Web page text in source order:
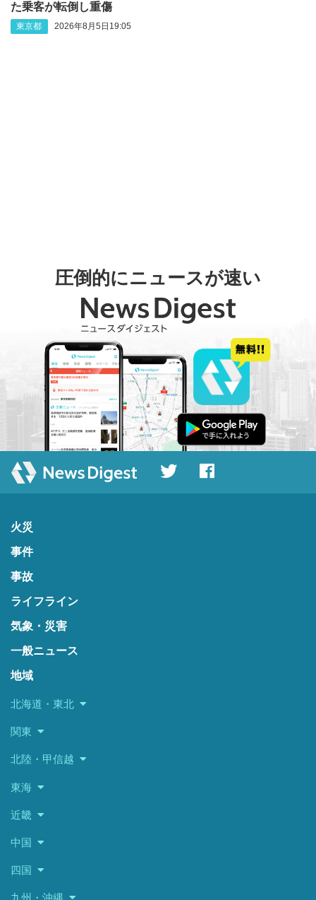
た乗客が転倒し重傷
東京都 2026年8月5日19:05
圧倒的にニュースが速い
火災
事件
事故
ライフライン
気象・災害
一般ニュース
地域
北海道・東北
関東
北陸・甲信越
東海
近畿
中国
四国